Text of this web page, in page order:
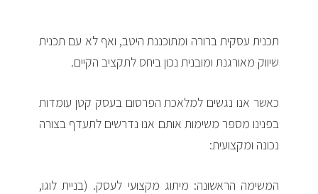
תכנית עסקית ברורה ומתוכננת היטב, ואף לא עם תכנית
שיווק מאורגנת ומובנית נכון ביחס לתקציב הקיים.
כאשר אנו נגשים למלאכת הפרסום בעסק קטן עומדות
בפנינו מספר משימות אותם אנו נדרשים לתעדף בצורה
נכונה ומקצועית:
המשימה הראשונה: מיתוג מקצועי לעסק. (בניית לוגו,